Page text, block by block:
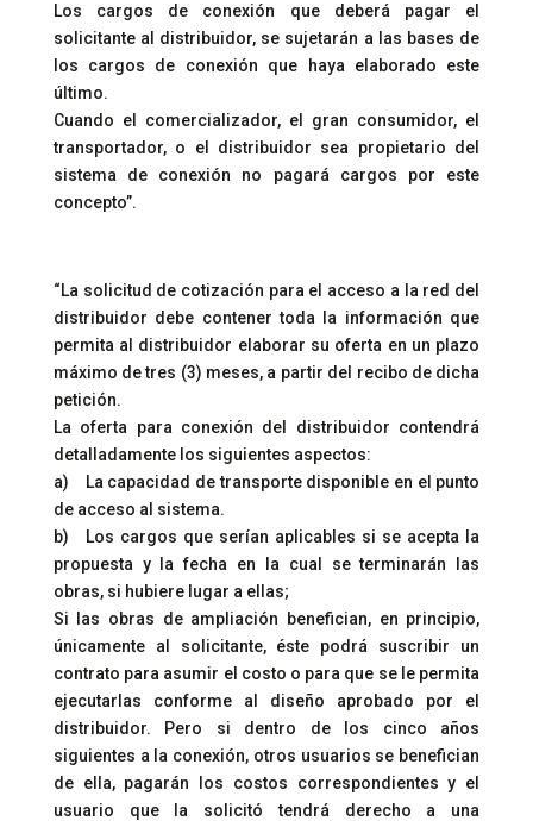
Los cargos de conexión que deberá pagar el
solicitante al distribuidor, se sujetarán a las bases de
los cargos de conexión que haya elaborado este
último.
Cuando el comercializador, el gran consumidor, el
transportador, o el distribuidor sea propietario del
sistema de conexión no pagará cargos por este
concepto”.
“La solicitud de cotización para el acceso a la red del
distribuidor debe contener toda la información que
permita al distribuidor elaborar su oferta en un plazo
máximo de tres (3) meses, a partir del recibo de dicha
petición.
La oferta para conexión del distribuidor contendrá
detalladamente los siguientes aspectos:
a) La capacidad de transporte disponible en el punto
de acceso al sistema.
b) Los cargos que serían aplicables si se acepta la
propuesta y la fecha en la cual se terminarán las
obras, si hubiere lugar a ellas;
Si las obras de ampliación benefician, en principio,
únicamente al solicitante, éste podrá suscribir un
contrato para asumir el costo o para que se le permita
ejecutarlas conforme al diseño aprobado por el
distribuidor. Pero si dentro de los cinco años
siguientes a la conexión, otros usuarios se benefician
de ella, pagarán los costos correspondientes y el
usuario que la solicitó tendrá derecho a una